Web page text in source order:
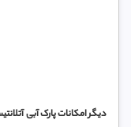
دیگر امکانات پارک آبی